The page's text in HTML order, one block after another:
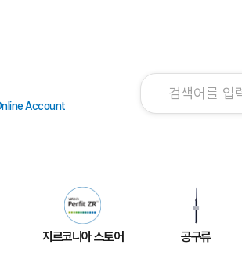
Account
지르코니아 스토어 공구류